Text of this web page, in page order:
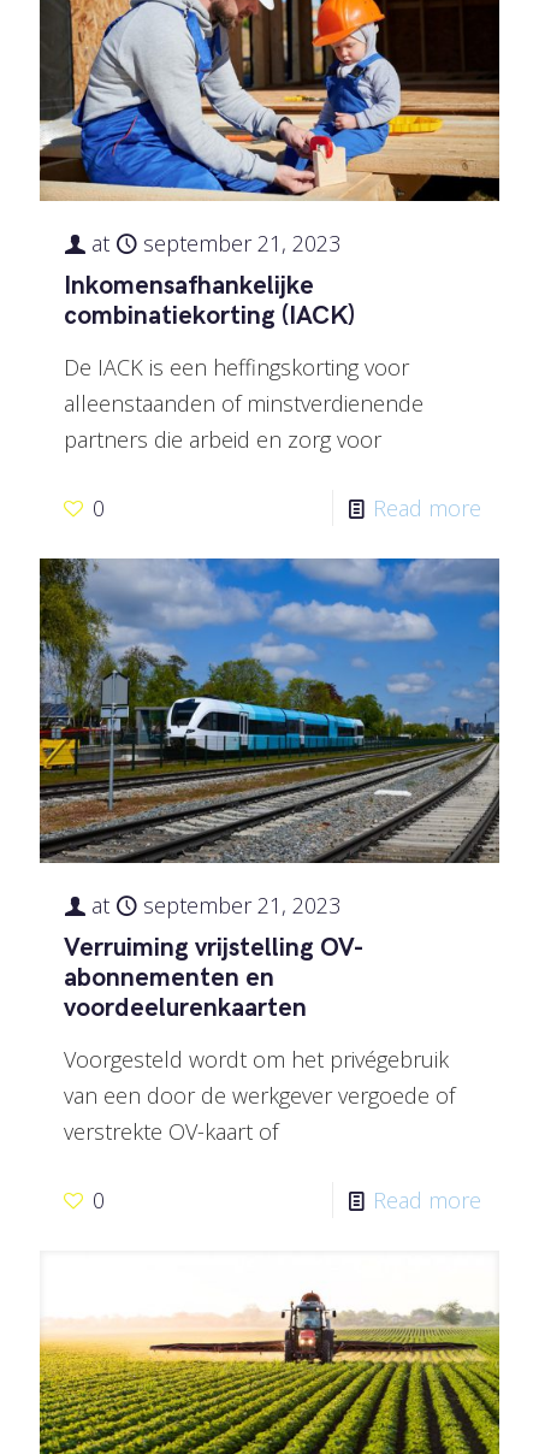
at september 21, 2023
Inkomensafhankelijke
combinatiekorting (IACK)
De IACK is een heffingskorting voor
alleenstaanden of minstverdienende
partners die arbeid en zorg voor
0 Read more
at september 21, 2023
Verruiming vrijstelling OV-
abonnementen en
voordeelurenkaarten
Voorgesteld wordt om het privégebruik
van een door de werkgever vergoede of
verstrekte OV-kaart of
0 Read more